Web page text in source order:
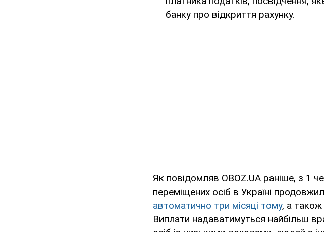
банку про відкриття рахунку.
Як повідомляв OBOZ.UA раніше, з 1
переміщених осіб в Україні
автоматично три місяці тому, а
Виплати надаватимуться найбільш